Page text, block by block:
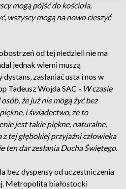
mogą pójść do kościoła,
wszyscy mogą na nowo cieszyć
od tej niedzieli nie ma
jednak wierni muszą
zasłaniać usta i nos w
Tadeusz Wojda SAC - W czasie
że już nie mogą żyć bez
i świadectwo, że to
jest takie piękne, naturalne,
z tej głębokiej przyjaźni człowieka
ten dar zesłania Ducha Świętego.
bez dyspensy od uczestniczenia
Metropolita białostocki